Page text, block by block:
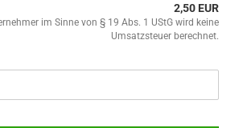
2,50 EUR
im Sinne von § 19 Abs. 1 UStG wird keine
Umsatzsteuer berechnet.